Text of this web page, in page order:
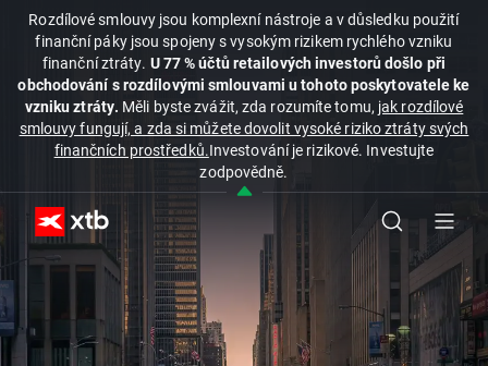
Rozdílové smlouvy jsou komplexní nástroje a v důsledku použití
finanční páky jsou spojeny s vysokým rizikem rychlého vzniku
finanční ztráty. U 77 % účtů retailových investorů došlo při
obchodování s rozdílovými smlouvami u tohoto poskytovatele ke
vzniku ztráty. Měli byste zvážit, zda rozumíte tomu, jak rozdílové
smlouvy fungují, a zda si můžete dovolit vysoké riziko ztráty svých
finančních prostředků.Investování je rizikové. Investujte
zodpovědně.